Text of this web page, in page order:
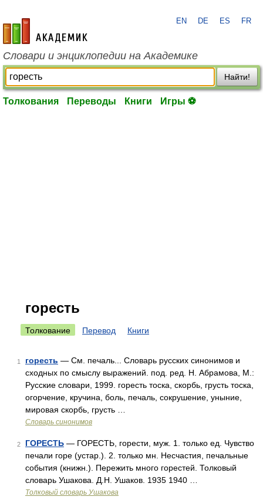
academic.ru
EN DE ES FR
Словари и энциклопедии на Академике
Найти!
Толкования Переводы Книги Игры ⚽
горесть
Толкование Перевод Книги
1 горесть — См. печаль... Словарь русских синонимов и
сходных по смыслу выражений. под. ред. Н. Абрамова, М.:
Русские словари, 1999. горесть тоска, скорбь, грусть тоска,
огорчение, кручина, боль, печаль, сокрушение, уныние,
мировая скорбь, грусть …
Словарь синонимов
2 ГОРЕСТЬ — ГОРЕСТЬ, горести, муж. 1. только ед. Чувство
печали горе (устар.). 2. только мн. Несчастия, печальные
события (книжн.). Пережить много горестей. Толковый
словарь Ушакова. Д.Н. Ушаков. 1935 1940 …
Толковый словарь Ушакова